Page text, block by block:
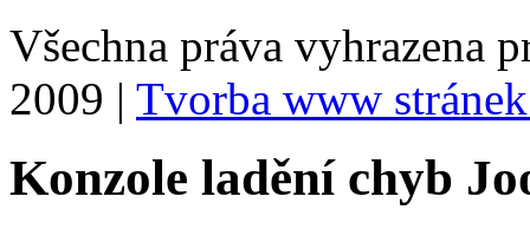
Všechna práva vyhrazena
2009 | Tvorba www
Konzole ladění chyb